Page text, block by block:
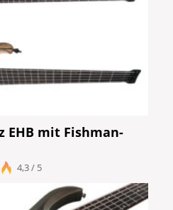
EHB mit Fishman-
4,3 / 5